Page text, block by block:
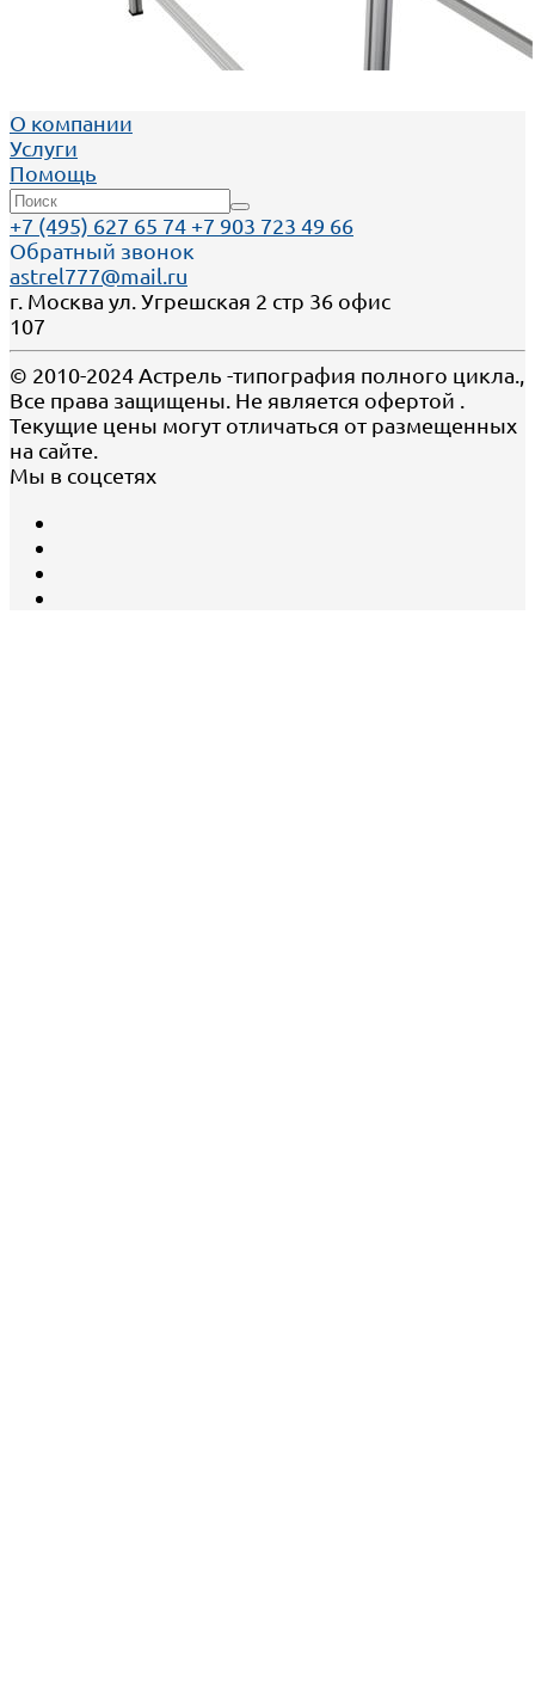
О компании
Услуги
Помощь
+7 (495) 627 65 74 +7 903 723 49 66
Обратный звонок
astrel777@mail.ru
г. Москва ул. Угрешская 2 стр 36 офис
107
© 2010-2024 Астрель -типография полного цикла.,
Все права защищены. Не является офертой .
Текущие цены могут отличаться от размещенных
на сайте.
Мы в соцсетях